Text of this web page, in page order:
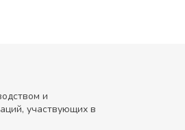
и
участвующих в